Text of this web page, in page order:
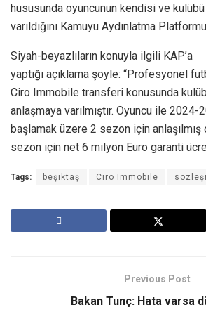
hususunda oyuncunun kendisi ve
varıldığını Kamuyu Aydınlatma
Siyah-beyazlıların konuyla ilgili KAP’a
yaptığı açıklama şöyle: “Profesyonel
Ciro Immobile transferi konusunda
anlaşmaya varılmıştır. Oyuncu ile
başlamak üzere 2 sezon için anlaşılmış
sezon için net 6 milyon Euro garanti
Tags: beşiktaş Ciro Immobile
Previous Post
Bakan Tunç: Hata varsa